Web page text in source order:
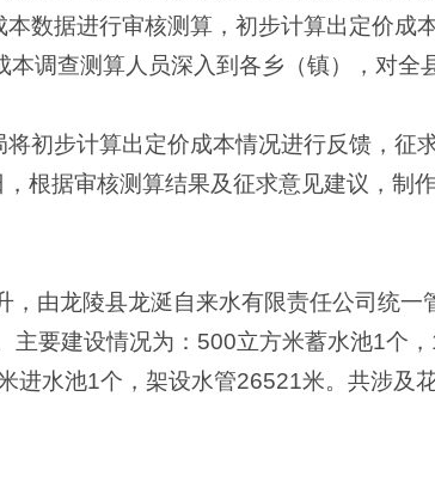
数据进行审核测算，初步计算出定价成本
本调查测算人员深入到各乡（镇），对全
初步计算出定价成本情况进行反馈，征
根据审核测算结果及征求意见建议，制
由龙陵县龙涎自来水有限责任公司统一
主要建设情况为：500立方米蓄水池1个
进水池1个，架设水管26521米。共涉及